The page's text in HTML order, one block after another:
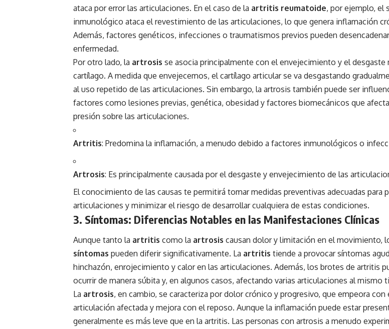
ataca por error las articulaciones. En el caso de la artritis reumatoide, por ejemplo, el
inmunológico ataca el revestimiento de las articulaciones, lo que genera inflamación
Además, factores genéticos, infecciones o traumatismos previos pueden
enfermedad.
Por otro lado, la artrosis se asocia principalmente con el envejecimiento y el desgaste
cartílago. A medida que envejecemos, el cartílago articular se va desgastando
al uso repetido de las articulaciones. Sin embargo, la artrosis también puede ser
factores como lesiones previas, genética, obesidad y factores biomecánicos que
presión sobre las articulaciones.
Artritis: Predomina la inflamación, a menudo debido a factores inmunológicos o
Artrosis: Es principalmente causada por el desgaste y envejecimiento de las
El conocimiento de las causas te permitirá tomar medidas preventivas adecuadas para
articulaciones y minimizar el riesgo de desarrollar cualquiera de estas condiciones.
3. Síntomas: Diferencias Notables en las Manifestaciones Clínicas
Aunque tanto la artritis como la artrosis causan dolor y limitación en el movimiento,
síntomas pueden diferir significativamente. La artritis tiende a provocar síntomas
hinchazón, enrojecimiento y calor en las articulaciones. Además, los brotes de artritis
ocurrir de manera súbita y, en algunos casos, afectando varias articulaciones al mismo
La artrosis, en cambio, se caracteriza por dolor crónico y progresivo, que empeora con
articulación afectada y mejora con el reposo. Aunque la inflamación puede estar
generalmente es más leve que en la artritis. Las personas con artrosis a menudo